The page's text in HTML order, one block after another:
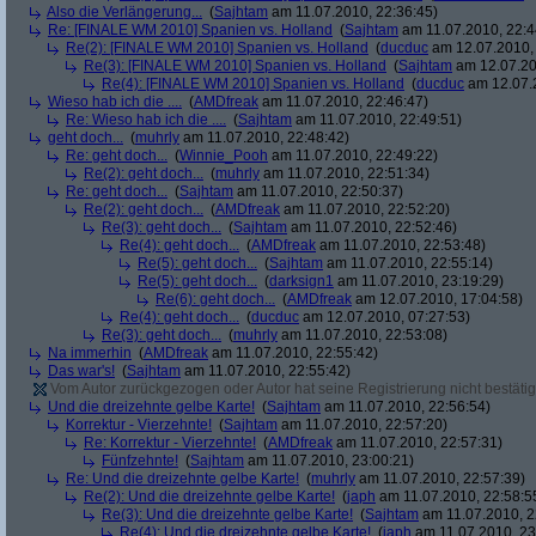
Also die Verlängerung... (Sajhtam am 11.07.2010, 22:36:45)
Re: [FINALE WM 2010] Spanien vs. Holland (Sajhtam am 11.07.2010,
Re(2): [FINALE WM 2010] Spanien vs. Holland (ducduc am
Re(3): [FINALE WM 2010] Spanien vs. Holland (Sajhtam am
Re(4): [FINALE WM 2010] Spanien vs. Holland (ducduc am
Wieso hab ich die .... (AMDfreak am 11.07.2010, 22:46:47)
Re: Wieso hab ich die .... (Sajhtam am 11.07.2010, 22:49:51)
geht doch... (muhrly am 11.07.2010, 22:48:42)
Re: geht doch... (Winnie_Pooh am 11.07.2010, 22:49:22)
Re(2): geht doch... (muhrly am 11.07.2010, 22:51:34)
Re: geht doch... (Sajhtam am 11.07.2010, 22:50:37)
Re(2): geht doch... (AMDfreak am 11.07.2010, 22:52:20)
Re(3): geht doch... (Sajhtam am 11.07.2010, 22:52:46)
Re(4): geht doch... (AMDfreak am 11.07.2010, 22:53:48)
Re(5): geht doch... (Sajhtam am 11.07.2010, 22:55:14)
Re(5): geht doch... (darksign1 am 11.07.2010, 23:19:29)
Re(6): geht doch... (AMDfreak am 12.07.2010, 17:04:58)
Re(4): geht doch... (ducduc am 12.07.2010, 07:27:53)
Re(3): geht doch... (muhrly am 11.07.2010, 22:53:08)
Na immerhin (AMDfreak am 11.07.2010, 22:55:42)
Das war's! (Sajhtam am 11.07.2010, 22:55:42)
Vom Autor zurückgezogen oder Autor hat seine Registrierung nicht
Und die dreizehnte gelbe Karte! (Sajhtam am 11.07.2010, 22:56:54)
Korrektur - Vierzehnte! (Sajhtam am 11.07.2010, 22:57:20)
Re: Korrektur - Vierzehnte! (AMDfreak am 11.07.2010, 22:57:31)
Fünfzehnte! (Sajhtam am 11.07.2010, 23:00:21)
Re: Und die dreizehnte gelbe Karte! (muhrly am 11.07.2010, 22:57:39)
Re(2): Und die dreizehnte gelbe Karte! (japh am 11.07.2010,
Re(3): Und die dreizehnte gelbe Karte! (Sajhtam am 11.07.2010,
Re(4): Und die dreizehnte gelbe Karte! (japh am 11.07.2010,